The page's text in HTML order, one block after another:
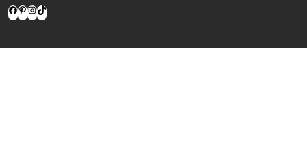
Facebook
Pinterest
Instagram
TikTok